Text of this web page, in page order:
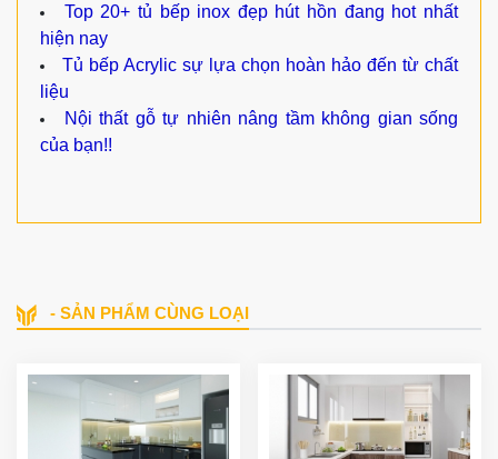
Top 20+ tủ bếp inox đẹp hút hồn đang hot nhất
hiện nay
Tủ bếp Acrylic sự lựa chọn hoàn hảo đến từ chất
liệu
Nội thất gỗ tự nhiên nâng tầm không gian sống
của bạn!!
- SẢN PHẨM CÙNG LOẠI